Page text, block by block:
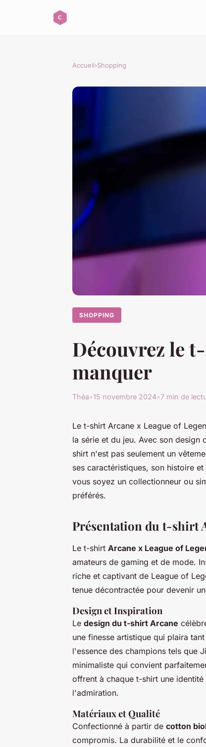
Accueil›Shopping
SHOPPING
Découvrez le
manquer
Théa•15 novembre 2024•7 min de
Le t-shirt Arcane x League of
la série et du jeu. Avec son design
shirt n'est pas seulement un
ses caractéristiques, son histoire
vous soyez un collectionneur ou
préférés.
Présentation du t-shirt
Le t-shirt Arcane x League of
amateurs de gaming et de mode.
riche et captivant de League of
tenue décontractée pour devenir
Design et Inspiration
Le design du t-shirt Arcane
une finesse artistique qui plaira
l'essence des champions tels que
minimaliste qui convient
offrent à chaque t-shirt une
l'admiration.
Matériaux et Qualité
Confectionné à partir de cotton
compromis. La durabilité et le